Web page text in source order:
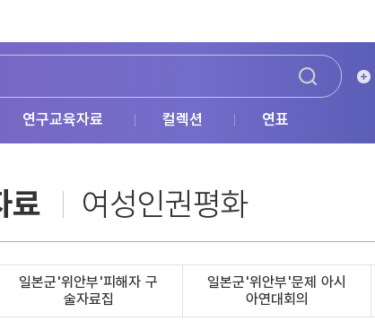
연구교육자료 컬렉션 연표
료 여성인권평화
일본군'위안부'피해자 구
술자료집
일본군'위안부'문제 아시
아연대회의